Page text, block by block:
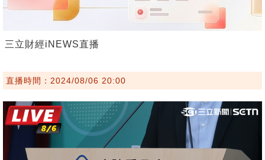
三立財經iNEWS直播
直播時間：2024/08/06 20:00